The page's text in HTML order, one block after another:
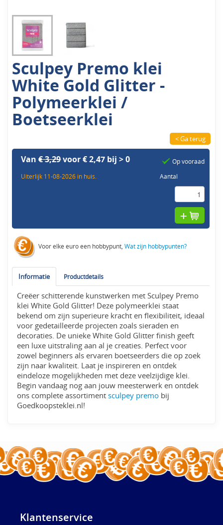
Sculpey Premo klei
White Gold Glitter -
Polymeerklei /
Boetseerklei
< Ga terug
Van€ 3,29voor € 2,47 bij > 0
Uiterlijk 11-08-2026 in huis.
Op vooraad
Aantal
Voor elke euro een hobbypunt,Wat zijn hobbypunten?
Informatie Productdetails
Creëer schitterende kunstwerken met Sculpey Premo
klei White Gold Glitter! Deze polymeerklei staat
bekend om zijn superieure kracht en flexibiliteit, ideaal
voor gedetailleerde projecten zoals sieraden en
decoraties. De unieke White Gold Glitter finish geeft
een luxe uitstraling aan al je creaties. Perfect voor
zowel beginners als ervaren boetseerders die op zoek
zijn naar kwaliteit. Laat je inspireren en ontdek
eindeloze mogelijkheden met deze veelzijdige klei.
Begin vandaag nog aan jouw meesterwerk en ontdek
ons complete assortimentsculpey premo bij
Goedkoopsteklei.nl!
Klantenservice